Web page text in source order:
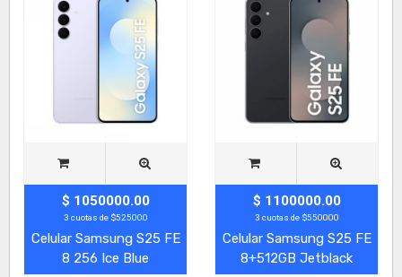
$ 1050000.00
3 cuotas de $525000
Celular Samsung S25 FE
8 256 Ice Blue
$ 1100000.00
3 cuotas de $550000
Celular Samsung S25 FE
8+512GB Jetblack